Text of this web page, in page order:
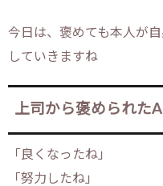
今日は、褒めても本人が
していきますね
上司から褒められた
「良くなったね」
「努力したね」